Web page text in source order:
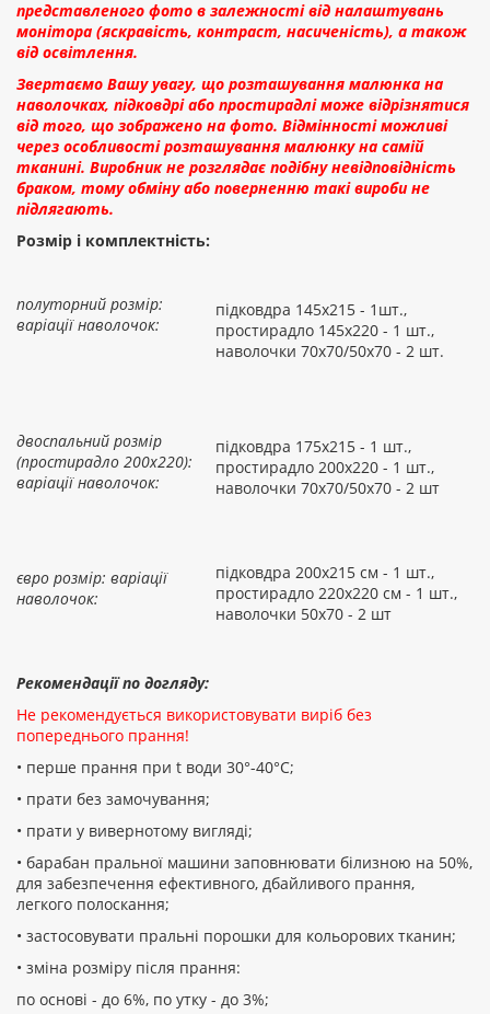
представленого фото в залежності від налаштувань
монітора (яскравість, контраст, насиченість), а також
від освітлення.
Звертаємо Вашу увагу, що розташування малюнка на
наволочках, підковдрі або простирадлі може відрізнятися
від того, що зображено на фото. Відмінності можливі
через особливості розташування малюнку на самій
тканині. Виробник не розглядає подібну невідповідність
браком, тому обміну або поверненню такі вироби не
підлягають.
Розмір і комплектність:
полуторний розмір:
варіації наволочок:
підковдра 145х215 - 1шт.,
простирадло 145х220 - 1 шт.,
наволочки 70х70/50х70 - 2 шт.
двоспальний розмір
(простирадло 200х220):
варіації наволочок:
підковдра 175х215 - 1 шт.,
простирадло 200х220 - 1 шт.,
наволочки 70х70/50х70 - 2 шт
євро розмір: варіації
наволочок:
підковдра 200х215 см - 1 шт.,
простирадло 220х220 см - 1 шт.,
наволочки 50х70 - 2 шт
Рекомендації по догляду:
Не рекомендується використовувати виріб без
попереднього прання!
• перше прання при t води 30°-40°C;
• прати без замочування;
• прати у вивернотому вигляді;
• барабан пральної машини заповнювати білизною на 50%,
для забезпечення ефективного, дбайливого прання,
легкого полоскання;
• застосовувати пральні порошки для кольорових тканин;
• зміна розміру після прання:
по основі - до 6%, по утку - до 3%;